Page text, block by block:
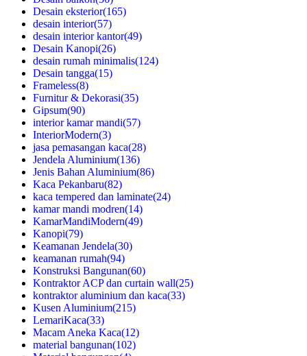
Desain eksterior(165)
desain interior(57)
desain interior kantor(49)
Desain Kanopi(26)
desain rumah minimalis(124)
Desain tangga(15)
Frameless(8)
Furnitur & Dekorasi(35)
Gipsum(90)
interior kamar mandi(57)
InteriorModern(3)
jasa pemasangan kaca(28)
Jendela Aluminium(136)
Jenis Bahan Aluminium(86)
Kaca Pekanbaru(82)
kaca tempered dan laminate(24)
kamar mandi modren(14)
KamarMandiModern(49)
Kanopi(79)
Keamanan Jendela(30)
keamanan rumah(94)
Konstruksi Bangunan(60)
Kontraktor ACP dan curtain wall(25)
kontraktor aluminium dan kaca(33)
Kusen Aluminium(215)
LemariKaca(33)
Macam Aneka Kaca(12)
material bangunan(102)